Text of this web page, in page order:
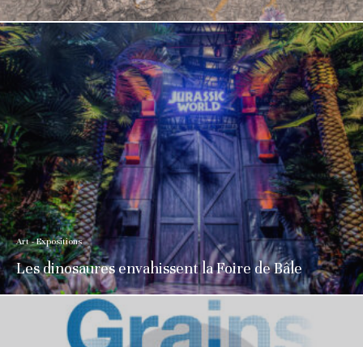
Art - Expositions
Les dinosaures envahissent la Foire de Bâle